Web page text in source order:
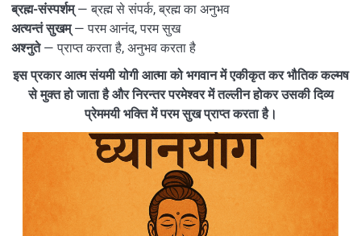
ब्रह्म-संस्पर्शम्— ब्रह्म से संपर्क, ब्रह्म का अनुभव
अत्यन्तं सुखम्— परम आनंद, परम सुख
अश्नुते— प्राप्त करता है, अनुभव करता है
इस प्रकार आत्म संयमी योगी आत्मा को भगवान में एकीकृत कर भौतिक कल्मष
से मुक्त हो जाता है और निरन्तर परमेश्वर में तल्लीन होकर उसकी दिव्य
प्रेममयी भक्ति में परम सुख प्राप्त करता है।